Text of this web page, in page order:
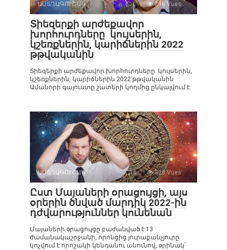
ԱՍՏՂԱԳՈՒՇԱԿ 0 296 Vues :
Տիեզերքի արժեքավոր
խորհուրդները կույսերին,
կշեռքներին, կարիճներին 2022
թթվականին
Տիեզերքի արժեքավոր խորհուրդները կույսերին,
կշեռքներին, կարիճներին 2022 թթվականին
Ամանորի գալուստը շատերի կողմից ընկալվում է
ԱՍՏՂԱԳՈՒՇԱԿ 0 323 Vues :
Ըստ Մայաների օրացույցի, այս
օրերին ծնված մարդիկ 2022-ին
դժվարություններ կունենան
Մայաների օրացույցը բաժանված է 13
ժամանակաշրջանի, որոնցից յուրաքանչյուրը
կոչվում է որոշակի կենդանու անունով, օրինակ՝